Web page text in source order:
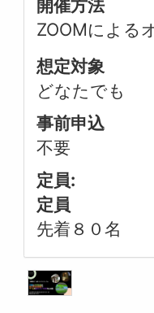
開催方法
ZOOMによる
想定対象
どなたでも
事前申込
不要
定員:
定員
先着８０名